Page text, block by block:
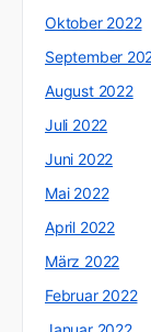
Oktober 2022
September
August 2022
Juli 2022
Juni 2022
Mai 2022
April 2022
März 2022
Februar 2022